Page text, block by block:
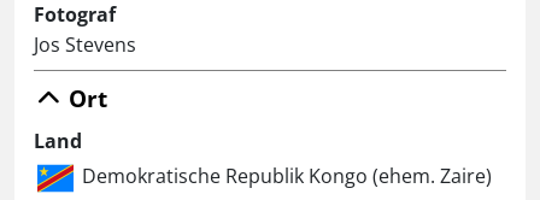
Fotograf
Jos Stevens
Ort
Land
Demokratische Republik Kongo (ehem. Zaire)